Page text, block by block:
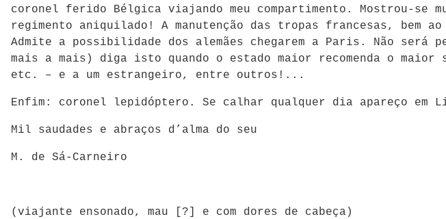
coronel ferido Bélgica viajando meu compartimento. Mostrou-se
regimento aniquilado! A manutenção das tropas francesas, bem
Admite a possibilidade dos alemães chegarem a Paris. Não será
mais a mais) diga isto quando o estado maior recomenda o
etc. – e a um estrangeiro, entre outros!...
Enfim: coronel lepidóptero. Se calhar qualquer dia apareço em
Mil saudades e abraços d’alma do seu
M. de Sá-Carneiro
(viajante ensonado, mau [?] e com dores de cabeça)